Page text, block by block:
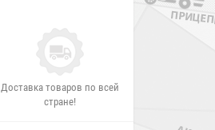
Доставка товаров по всей
стране!